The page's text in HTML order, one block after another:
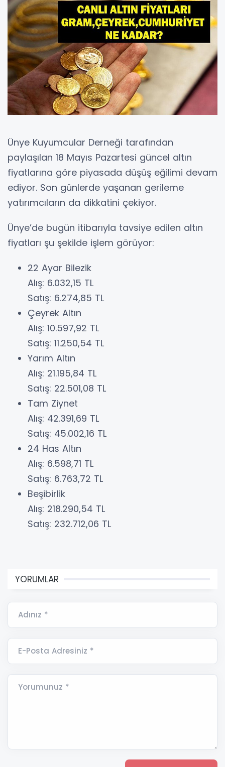
Ünye Kuyumcular Derneği tarafından
paylaşılan 18 Mayıs Pazartesi güncel altın
fiyatlarına göre piyasada düşüş eğilimi devam
ediyor. Son günlerde yaşanan gerileme
yatırımcıların da dikkatini çekiyor.
Ünye’de bugün itibarıyla tavsiye edilen altın
fiyatları şu şekilde işlem görüyor:
22 Ayar Bilezik
Alış: 6.032,15 TL
Satış: 6.274,85 TL
Çeyrek Altın
Alış: 10.597,92 TL
Satış: 11.250,54 TL
Yarım Altın
Alış: 21.195,84 TL
Satış: 22.501,08 TL
Tam Ziynet
Alış: 42.391,69 TL
Satış: 45.002,16 TL
24 Has Altın
Alış: 6.598,71 TL
Satış: 6.763,72 TL
Beşibirlik
Alış: 218.290,54 TL
Satış: 232.712,06 TL
YORUMLAR
Adınız *
E-Posta Adresiniz *
Yorumunuz *